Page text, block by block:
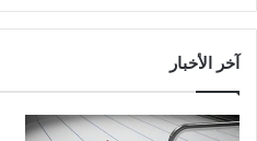
آخر الأخبار